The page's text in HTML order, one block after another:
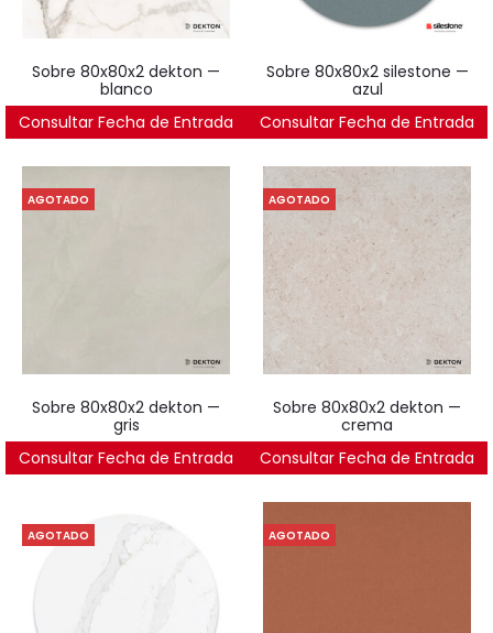
sobre 80x80x2 dekton —
blanco
685€
Consultar Fecha de Entrada
sobre 80x80x2 silestone —
azul
726€
Consultar Fecha de Entrada
AGOTADO
sobre 80x80x2 dekton —
gris
610€
Consultar Fecha de Entrada
AGOTADO
sobre 80x80x2 dekton —
crema
610€
Consultar Fecha de Entrada
AGOTADO AGOTADO